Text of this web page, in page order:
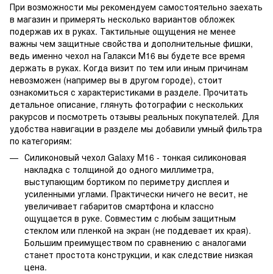
При возможности мы рекомендуем самостоятельно заехать
в магазин и примерять несколько вариантов обложек
подержав их в руках. Тактильные ощущения не менее
важны чем защитные свойства и дополнительные фишки,
ведь именно чехол на Галакси М16 вы будете все время
держать в руках. Когда визит по тем или иным причинам
невозможен (например вы в другом городе), стоит
ознакомиться с характеристиками в разделе. Прочитать
детальное описание, глянуть фотографии с нескольких
ракурсов и посмотреть отзывы реальных покупателей. Для
удобства навигации в разделе мы добавили умный фильтра
по категориям:
Силиконовый чехол Galaxy M16 - тонкая силиконовая
накладка с толщиной до одного миллиметра,
выступающим бортиком по периметру дисплея и
усиленными углами. Практически ничего не весит, не
увеличивает габаритов смартфона и классно
ощущается в руке. Совместим с любым защитным
стеклом или пленкой на экран (не поддевает их края).
Большим преимуществом по сравнению с аналогами
станет простота конструкции, и как следствие низкая
цена.